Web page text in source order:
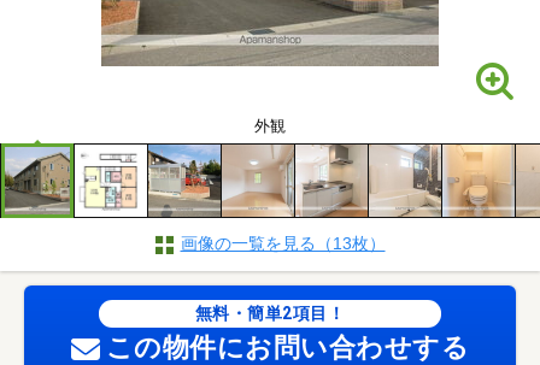
外観
画像の一覧を見る（13枚）
無料・簡単2項目！
この物件にお問い合わせする